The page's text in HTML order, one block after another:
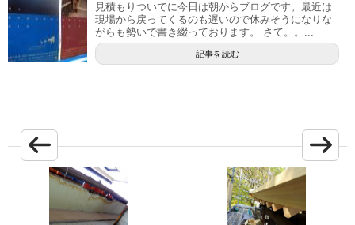
見積もりついでに今日は朝からブログです。最近は
現場から戻ってくるのも遅いので休みそうになりな
がらも勢いで書き綴っております。 さて。。...
記事を読む